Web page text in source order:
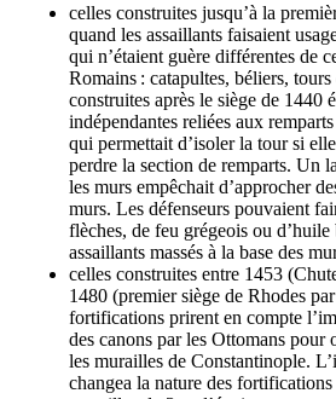
celles construites jusqu’à la
quand les assaillants faisaient
qui n’étaient guère différentes de
Romains : catapultes, béliers,
construites après le siège de 1440
indépendantes reliées aux
qui permettait d’isoler la tour si
perdre la section de remparts. Un
les murs empêchait d’approcher
murs. Les défenseurs pouvaient
flèches, de feu grégeois ou
assaillants massés à la base des
celles construites entre 1453
1480 (premier siège de Rhodes
fortifications prirent en compte
des canons par les Ottomans pour
les murailles de Constantinople.
changea la nature des fortifications